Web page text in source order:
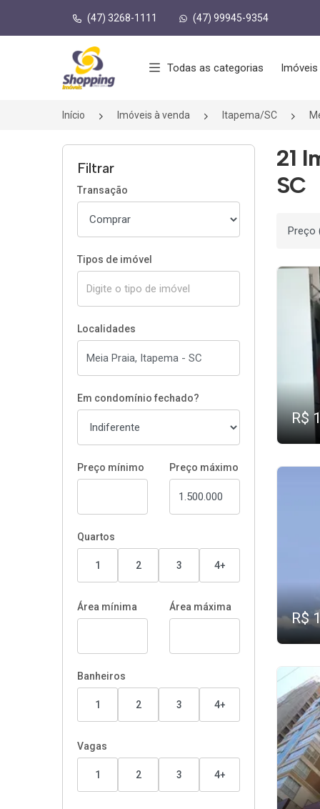
(47) 3268-1111 (47) 99945-9354
Página inicial
Todas as categorias
Início Imóveis à venda Itapema/SC
Filtrar
Transação
Tipos de imóvel
Localidades
Em condomínio fechado?
Preço mínimo Preço máximo
Quartos
1 2 3 4+
Área mínima Área máxima
Banheiros
1 2 3 4+
Vagas
1 2 3 4+
21
SC
R$
R$